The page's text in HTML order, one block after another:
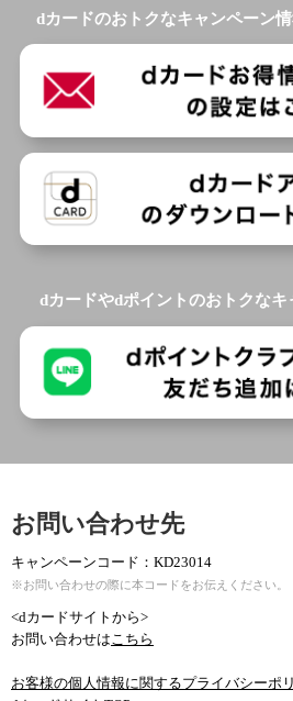
dカードのおトクなキャンペーン
dカードやdポイントのおトクな
お問い合わせ先
キャンペーンコード：KD23014
※お問い合わせの際に本コードをお伝えください。
<dカードサイトから>
お問い合わせはこちら
お客様の個人情報に関するプライバシーポ